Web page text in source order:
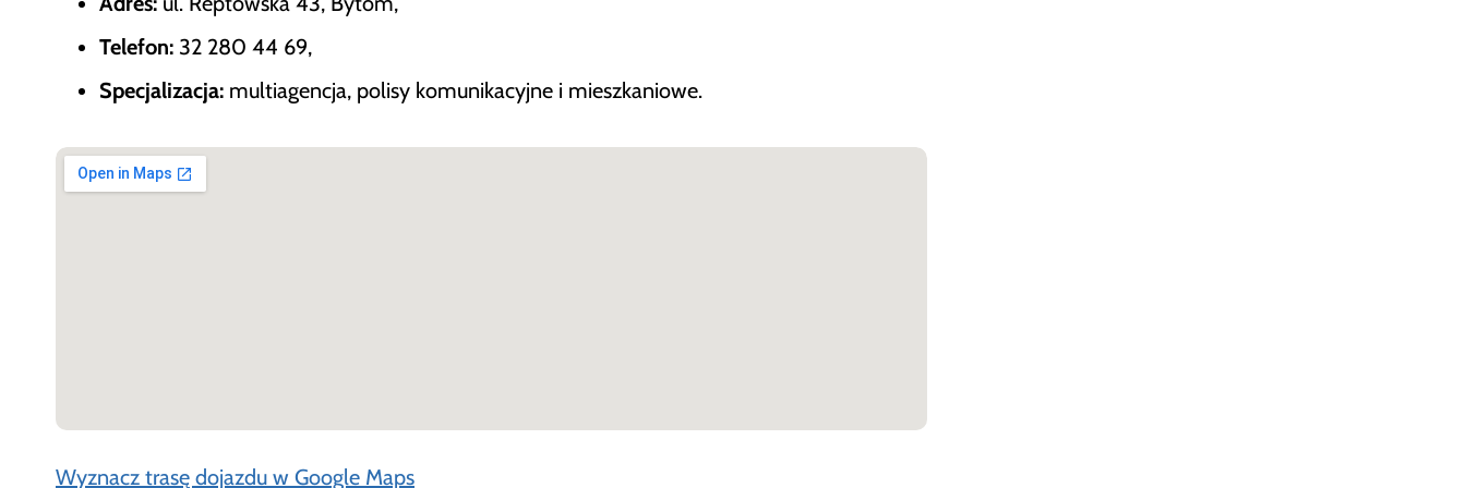
Telefon: 32 280 44 69,
Specjalizacja: multiagencja, polisy komunikacyjne i mieszkaniowe.
Wyznacz trasę dojazdu w Google Maps